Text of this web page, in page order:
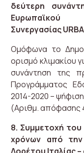
δεύτερη
Ευρωπαϊκού
Συνεργασίας
Ομόφωνα το
ορισμό κλιμακίου
συνάντηση της
Προγράμματος
2014-2020 –
(Αριθμ. απόφασης
8. Συμμετοχή
χρόνων από την